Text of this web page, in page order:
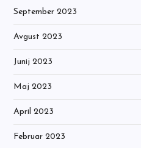
September 2023
Avgust 2023
Junij 2023
Maj 2023
April 2023
Februar 2023